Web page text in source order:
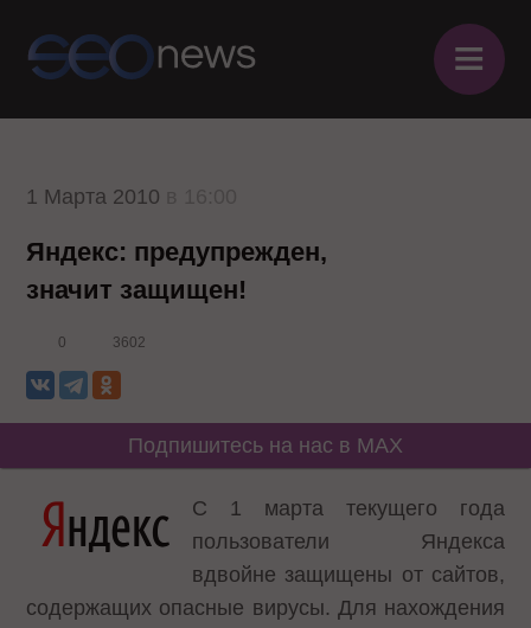
≡
1 Марта 2010
Яндекс: предупрежден,
значит защищен!
0 3602
Подпишитесь на нас в MAX
С 1 марта текущего года
пользователи Яндекса
вдвойне защищены от сайтов,
содержащих опасные вирусы. Для нахождения